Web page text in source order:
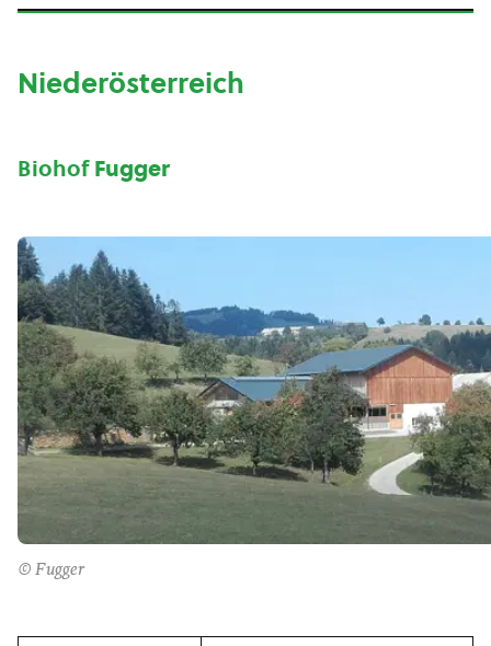
Niederösterreich
BiohofFugger
© Fugger